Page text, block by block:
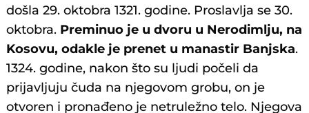
došla 29. oktobra 1321. godine. Proslavlja se 30.
oktobra. Preminuo je u dvoru u Nerodimlju, na
Kosovu, odakle je prenet u manastir Banjska.
1324. godine, nakon što su ljudi počeli da
prijavljuju čuda na njegovom grobu, on je
otvoren i pronađeno je netruležno telo. Njegova